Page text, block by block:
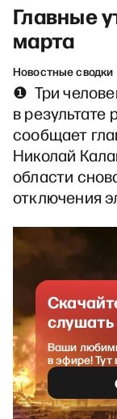
Главные
марта
Новостные сводки
❶ Три
в результате
сообщает
Николай
области
отключения
Ваши
в эфире!